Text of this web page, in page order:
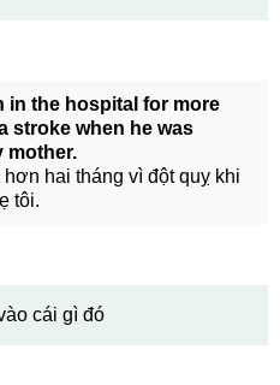
in the hospital for more
stroke when he was
mother.
hai tháng vì đột quỵ khi
tôi.
cái gì đó